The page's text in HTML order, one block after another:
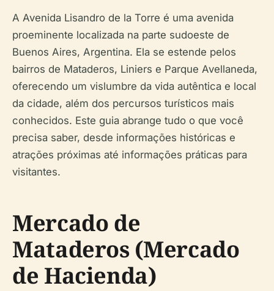
A Avenida Lisandro de la Torre é uma avenida
proeminente localizada na parte sudoeste de
Buenos Aires, Argentina. Ela se estende pelos
bairros de Mataderos, Liniers e Parque Avellaneda,
oferecendo um vislumbre da vida autêntica e local
da cidade, além dos percursos turísticos mais
conhecidos. Este guia abrange tudo o que você
precisa saber, desde informações históricas e
atrações próximas até informações práticas para
visitantes.
Mercado de
Mataderos (Mercado
de Hacienda)